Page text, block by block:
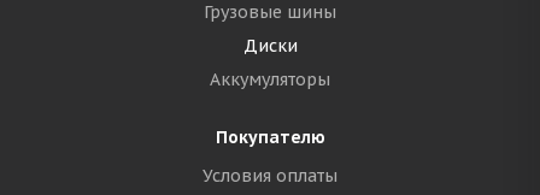
Грузовые шины
Диски
Аккумуляторы
Покупателю
Условия оплаты